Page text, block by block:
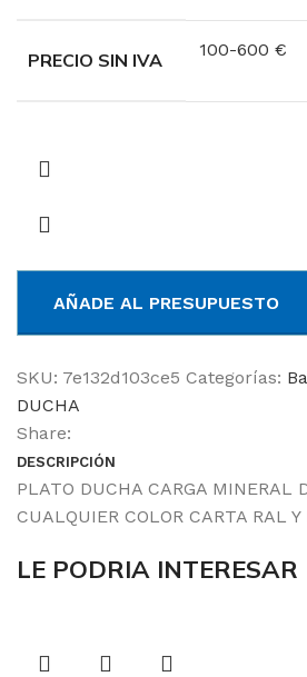
PRECIO SIN IVA 100-600 €
AÑADE AL PRESUPUESTO
SKU: 7e132d103ce5 Categorías:
DUCHA
Share:
DESCRIPCIÓN
PLATO DUCHA CARGA MINERAL
CUALQUIER COLOR CARTA RAL Y
LE PODRIA INTERESAR